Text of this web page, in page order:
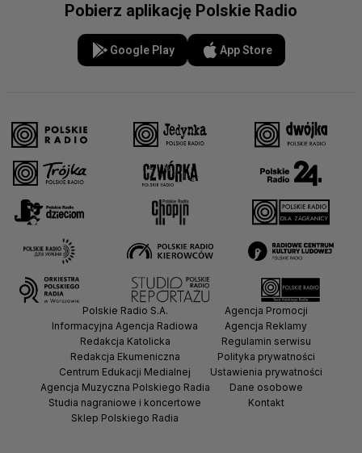
Pobierz aplikację Polskie Radio
Google Play App Store
Polskie Radio S.A.
Informacyjna Agencja Radiowa
Redakcja Katolicka
Redakcja Ekumeniczna
Centrum Edukacji Medialnej
Agencja Muzyczna Polskiego Radia
Studia nagraniowe i koncertowe
Sklep Polskiego Radia
Agencja Promocji
Agencja Reklamy
Regulamin serwisu
Polityka prywatności
Ustawienia prywatności
Dane osobowe
Kontakt